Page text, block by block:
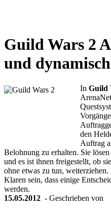
Guild Wars 2
und
In Guild
den
Auftrag
Belohnung zu erhalten. Sie
und es ist ihnen freigestellt, ob
ohne etwas zu tun,
Klaren sein, dass einige
werden.
15.05.2012 - Geschrieben von